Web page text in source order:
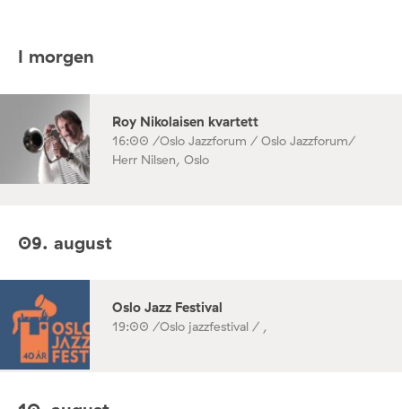
I morgen
Roy Nikolaisen kvartett
16:00 /Oslo Jazzforum / Oslo Jazzforum/
Herr Nilsen, Oslo
09. august
Oslo Jazz Festival
19:00 /Oslo jazzfestival / ,